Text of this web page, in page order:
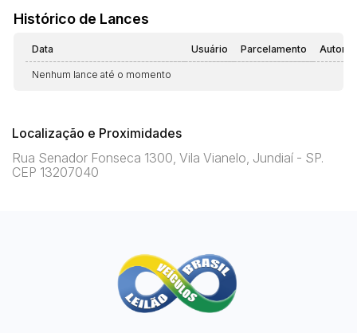
Histórico de Lances
Data Usuário Parcelamento
Nenhum lance até o momento
Localização e Proximidades
Rua Senador Fonseca 1300, Vila Vianelo, Jundiaí - SP.
CEP 13207040